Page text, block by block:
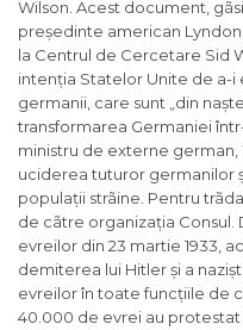
Wilson. Acest document,
președinte american
la Centrul de Cercetare Sid
intenția Statelor Unite de a-
germanii, care sunt „ din
transformarea Germaniei într-
ministru de externe german,
uciderea tuturor germanilor
populații strãine. Pentru
de cãtre organizația Consul.
evreilor din 23 martie 1933,
demiterea lui Hitler și a
evreilor în toate funcțiile de
40.000 de evrei au